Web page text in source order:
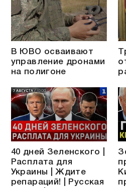
В ЮВО осваивают
управление дронами
на полигоне
40 дней Зеленского |
Расплата для
Украины | Ждите
репараций! | Русская